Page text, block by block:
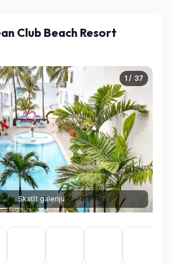
Club Beach Resort
1 / 37
Skatīt galeriju